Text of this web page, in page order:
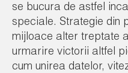
se bucura de astfel
speciale. Strategie din
mijloace alter treptate
urmarire victorii altfel
cum unirea datelor,